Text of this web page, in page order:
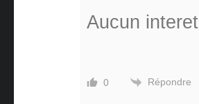
Aucun interet
0 Répondre